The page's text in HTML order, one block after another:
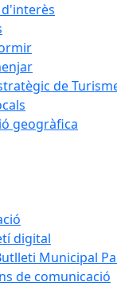
d'interès
de
geogràfica
digital
Municipal
de comunicació